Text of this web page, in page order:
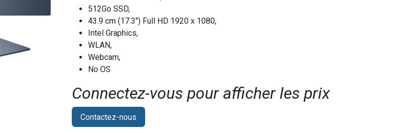
512Go SSD,
43.9 cm (17.3") Full HD 1920 x 1080,
Intel Graphics,
WLAN,
Webcam,
No OS
Connectez-vous pour afficher les prix​
Contactez-nous